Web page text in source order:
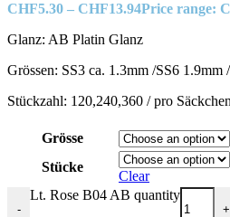
CHF5.30 – CHF13.94Price range:
Glanz: AB Platin Glanz
Grössen: SS3 ca. 1.3mm /SS6
Stückzahl: 120,240,360 / pro Säckchen
Grösse
Stücke
Clear
-
Lt. Rose B04 AB quantity
+